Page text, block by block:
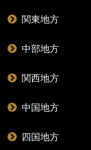
関東地方
中部地方
関西地方
中国地方
四国地方